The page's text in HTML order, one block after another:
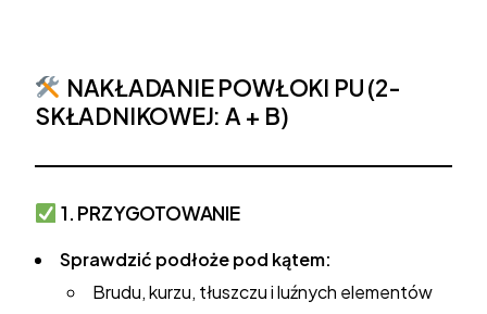
NAKŁADANIE POWŁOKI PU (2-
SKŁADNIKOWEJ: A + B)
1. PRZYGOTOWANIE
Sprawdzić podłoże pod kątem:
Brudu, kurzu, tłuszczu i luźnych elementów